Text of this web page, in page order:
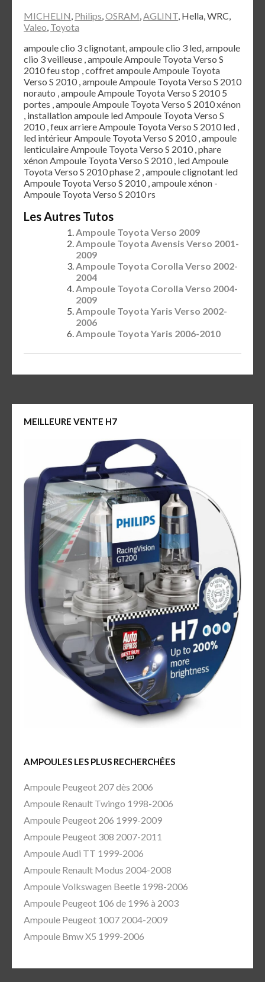
MICHELIN, Philips,OSRAM,AGLINT, Hella, WRC,
Valeo, Toyota
ampoule clio 3 clignotant, ampoule clio 3 led, ampoule
clio 3 veilleuse , ampoule Ampoule Toyota Verso S
2010 feu stop , coffret ampoule Ampoule Toyota
Verso S 2010 , ampoule Ampoule Toyota Verso S 2010
norauto , ampoule Ampoule Toyota Verso S 2010 5
portes , ampoule Ampoule Toyota Verso S 2010 xénon
, installation ampoule led Ampoule Toyota Verso S
2010 , feux arriere Ampoule Toyota Verso S 2010 led ,
led intérieur Ampoule Toyota Verso S 2010 , ampoule
lenticulaire Ampoule Toyota Verso S 2010 , phare
xénon Ampoule Toyota Verso S 2010 , led Ampoule
Toyota Verso S 2010 phase 2 , ampoule clignotant led
Ampoule Toyota Verso S 2010 , ampoule xénon -
Ampoule Toyota Verso S 2010 rs
Les Autres Tutos
Ampoule Toyota Verso 2009
Ampoule Toyota Avensis Verso 2001-
2009
Ampoule Toyota Corolla Verso 2002-
2004
Ampoule Toyota Corolla Verso 2004-
2009
Ampoule Toyota Yaris Verso 2002-
2006
Ampoule Toyota Yaris 2006-2010
MEILLEURE VENTE H7
AMPOULES LES PLUS RECHERCHÉES
Ampoule Peugeot 207 dès 2006
Ampoule Renault Twingo 1998-2006
Ampoule Peugeot 206 1999-2009
Ampoule Peugeot 308 2007-2011
Ampoule Audi TT 1999-2006
Ampoule Renault Modus 2004-2008
Ampoule Volkswagen Beetle 1998-2006
Ampoule Peugeot 106 de 1996 à 2003
Ampoule Peugeot 1007 2004-2009
Ampoule Bmw X5 1999-2006